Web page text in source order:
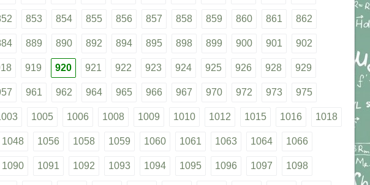
853 854 855 856 857 858 859 860 861 862
889 890 892 894 895 898 899 900 901 902
919 920 921 922 923 924 925 926 928 929
961 962 964 965 966 967 970 972 973 975
1005 1006 1008 1009 1010 1012 1015 1016 1018
1048 1056 1058 1059 1060 1061 1063 1064 1066
1090 1091 1092 1093 1094 1095 1096 1097 1098